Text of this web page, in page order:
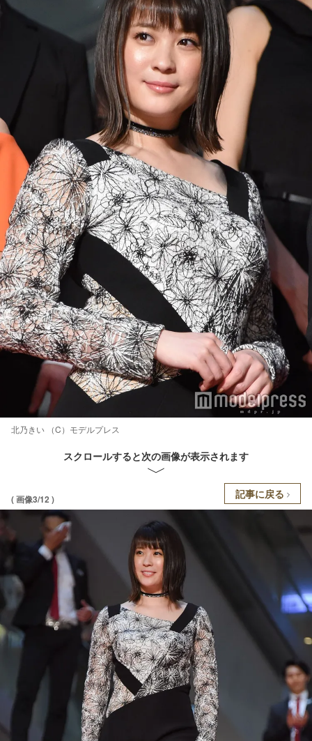
北乃きい （C）モデルプレス
スクロールすると次の画像が表示されます
( 画像3/12 ) 記事に戻る